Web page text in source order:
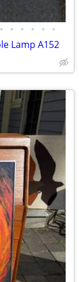
• • • • • •
Lamp A152